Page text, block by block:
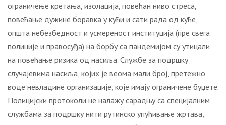
ограничење кретања, изолација, повећан ниво стреса,
повећање дужине боравка у кући и сати рада од куће,
општа небезбедност и усмереност институција (пре свега
полиције и правосуђа) на борбу са пандемијом су утицали
на повећање ризика од насиља. Службе за подршку
случајевима насиља, којих је веома мали број, претежно
воде невладине организације, које имају ограничене буџете.
Полицијски протоколи не налажу сарадњу са специјалним
службама за подршку нити рутинско упућивање жртава,